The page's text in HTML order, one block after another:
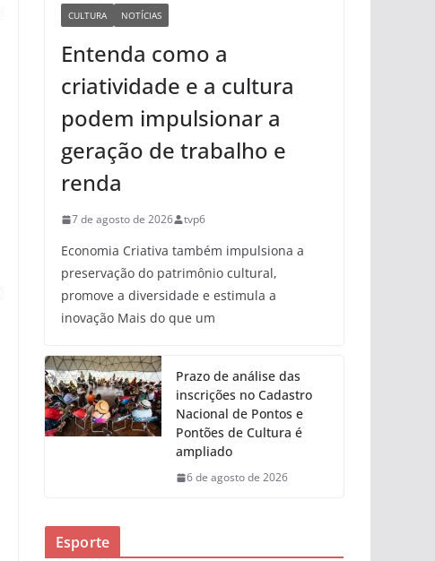
CULTURA NOTÍCIAS
Entenda como a
criatividade e a cultura
podem impulsionar a
geração de trabalho e
renda
7 de agosto de 2026 tvp6
Economia Criativa também impulsiona a
preservação do patrimônio cultural,
promove a diversidade e estimula a
inovação Mais do que um
Prazo de análise das
inscrições no Cadastro
Nacional de Pontos e
Pontões de Cultura é
ampliado
6 de agosto de 2026
Esporte